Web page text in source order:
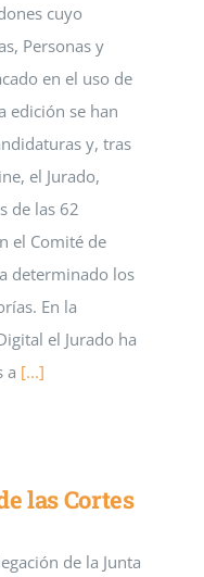
cuyo
Personas y
en el uso de
edición se han
y, tras
el Jurado,
de las 62
el Comité de
determinado los
En la
el Jurado ha
a [...]
las Cortes
de la Junta